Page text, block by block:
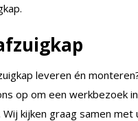
leveren én
op om een werkbezoek
kijken graag samen met